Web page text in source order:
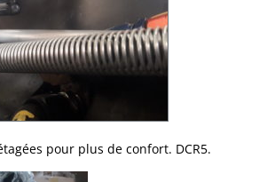
pour plus de confort. DCR5.